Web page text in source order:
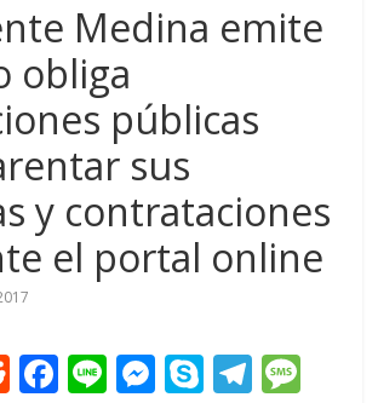
Medina emite
obliga
públicas
sus
y contrataciones
el portal online
R F Li M S T